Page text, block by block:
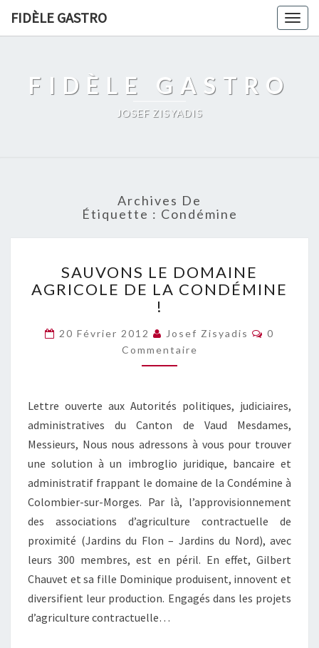
FIDÈLE GASTRO
FIDÈLE GASTRO
JOSEF ZISYADIS
Archives De
Étiquette : Condémine
LE
DOMAINE
AGRICOLE
LA
CONDÉMINE
!
SAUVONS LE DOMAINE
AGRICOLE DE LA CONDÉMINE
!
20 Février 2012 Josef Zisyadis
0
Commentaire
Lettre ouverte aux Autorités politiques, judiciaires,
administratives du Canton de Vaud Mesdames,
Messieurs, Nous nous adressons à vous pour trouver
une solution à un imbroglio juridique, bancaire et
administratif frappant le domaine de la Condémine à
Colombier-sur-Morges. Par là, l’approvisionnement
des associations d’agriculture contractuelle de
proximité (Jardins du Flon – Jardins du Nord), avec
leurs 300 membres, est en péril. En effet, Gilbert
Chauvet et sa fille Dominique produisent, innovent et
diversifient leur production. Engagés dans les projets
d’agriculture contractuelle…